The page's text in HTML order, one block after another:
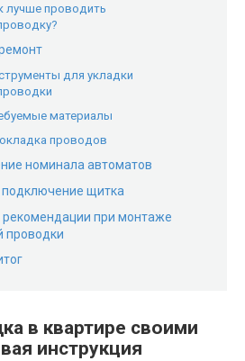
лучше проводить
для укладки
материалы
проводов
номинала автоматов
щитка
рекомендации при монтаже
проводки
в квартире своими
инструкция